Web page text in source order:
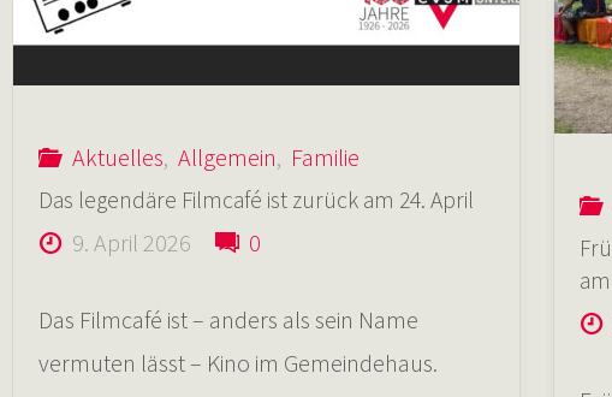
Sonne
auf
Wanderfreizeit
Aktuelles, Allgemein, Familie
Das legendäre Filmcafé ist zurück am 24. April
9. April 2026 0
Das Filmcafé ist – anders als sein Name
vermuten lässt – Kino im Gemeindehaus.